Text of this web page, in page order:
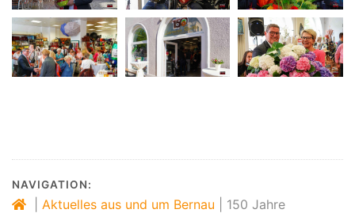
NAVIGATION:
Aktuelles aus und um Bernau
150 Jahre